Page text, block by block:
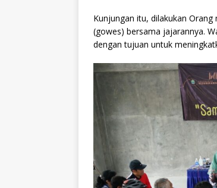
Kunjungan itu, dilakukan
(gowes) bersama jajarannya.
dengan tujuan untuk